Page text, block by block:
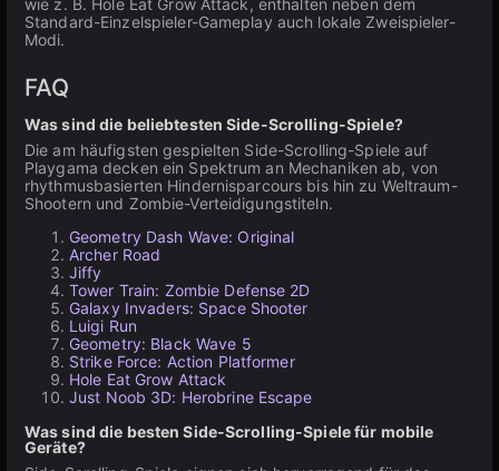
wie z. B. Hole Eat Grow Attack, enthalten neben dem
Standard-Einzelspieler-Gameplay auch lokale Zweispieler-
Modi.
FAQ
Was sind die beliebtesten Side-Scrolling-Spiele?
Die am häufigsten gespielten Side-Scrolling-Spiele auf
Playgama decken ein Spektrum an Mechaniken ab, von
rhythmusbasierten Hindernisparcours bis hin zu Weltraum-
Shootern und Zombie-Verteidigungstiteln.
Geometry Dash Wave: Original
Archer Road
Jiffy
Tower Train: Zombie Defense 2D
Galaxy Invaders: Space Shooter
Luigi Run
Geometry: Black Wave 5
Strike Force: Action Platformer
Hole Eat Grow Attack
Just Noob 3D: Herobrine Escape
Was sind die besten Side-Scrolling-Spiele für mobile
Geräte?